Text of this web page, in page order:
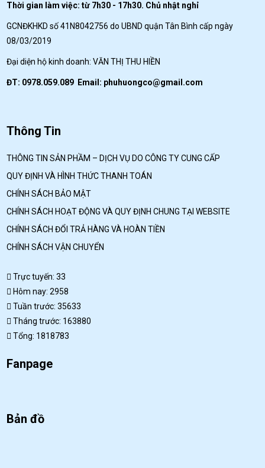
Thời gian làm việc: từ 7h30 - 17h30. Chủ nhật nghỉ
GCNĐKHKD số 41N8042756 do UBND quận Tân Bình cấp ngày
08/03/2019
Đại diện hộ kinh doanh: VĂN THỊ THU HIỀN
ĐT: 0978.059.089 Email: phuhuongco@gmail.com
Thông Tin
THÔNG TIN SẢN PHẦM – DỊCH VỤ DO CÔNG TY CUNG CẤP
QUY ĐỊNH VÀ HÌNH THỨC THANH TOÁN
CHÍNH SÁCH BẢO MẬT
CHÍNH SÁCH HOẠT ĐỘNG VÀ QUY ĐỊNH CHUNG TẠI WEBSITE
CHÍNH SÁCH ĐỔI TRẢ HÀNG VÀ HOÀN TIỀN
CHÍNH SÁCH VẬN CHUYỂN
Trực tuyến: 33
Hôm nay: 2958
Tuần trước: 35633
Tháng trước: 163880
Tổng: 1818783
Fanpage
Bản đồ